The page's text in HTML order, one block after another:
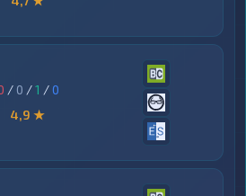
/ 0 /1 /0
4,9 ★